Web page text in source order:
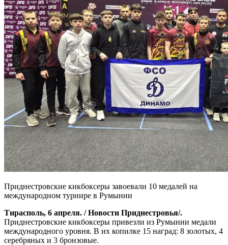
Приднестровские кикбоксеры завоевали 10 медалей на
международном турнире в Румынии
Тирасполь, 6 апреля. / Новости Приднестровья/.
Приднестровские кикбоксеры привезли из Румынии медали
международного уровня. В их копилке 15 наград: 8 золотых, 4
серебряных и 3 бронзовые.